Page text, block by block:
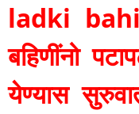
ladki
बहिणींनो
येण्यास